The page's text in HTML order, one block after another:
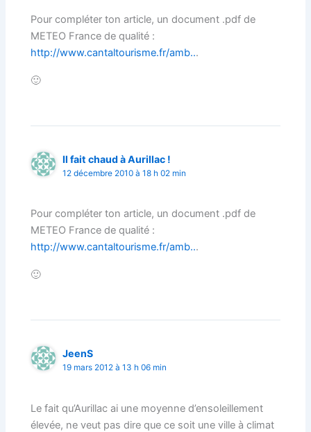
Pour compléter ton article, un document .pdf de
METEO France de qualité :
http://www.cantaltourisme.fr/amb...
🙂
Il fait chaud à Aurillac !
12 décembre 2010 à 18 h 02 min
Pour compléter ton article, un document .pdf de
METEO France de qualité :
http://www.cantaltourisme.fr/amb...
🙂
JeenS
19 mars 2012 à 13 h 06 min
Le fait qu’Aurillac ai une moyenne d’ensoleillement
élevée, ne veut pas dire que ce soit une ville à climat